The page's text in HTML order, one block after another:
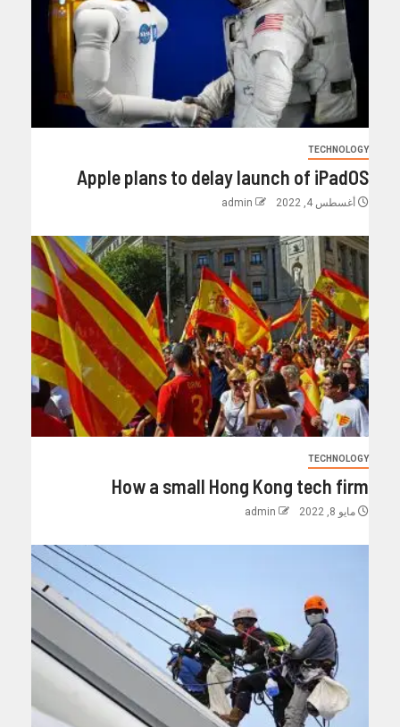
TECHNOLOGY
Apple plans to delay launch of iPadOS
أغسطس 4, 2022 admin
TECHNOLOGY
How a small Hong Kong tech firm
مايو 8, 2022 admin